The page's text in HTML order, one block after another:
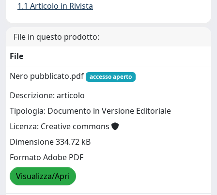
1.1 Articolo in Rivista
File in questo prodotto:
File
Nero pubblicato.pdf
accesso aperto
Descrizione: articolo
Tipologia: Documento in Versione Editoriale
Licenza: Creative commons
Dimensione 334.72 kB
Formato Adobe PDF
Visualizza/Apri